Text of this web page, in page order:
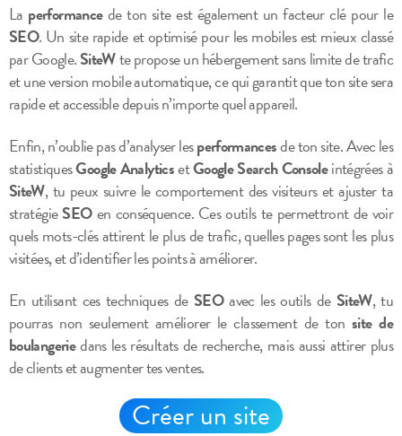
La performancede ton site est également un facteur clé pour le
SEO. Un site rapide et optimisé pour les mobiles est mieux classé
par Google.SiteWte propose un hébergement sans limite de trafic
et une version mobile automatique, ce qui garantit que ton site sera
rapide et accessible depuis n’importe quel appareil.
Enfin, n’oublie pas d’analyser lesperformancesde ton site. Avec les
statistiquesGoogle AnalyticsetGoogle Search Consoleintégrées à
SiteW, tu peux suivre le comportement des visiteurs et ajuster ta
stratégieSEOen conséquence. Ces outils te permettront de voir
quels mots-clés attirent le plus de trafic, quelles pages sont les plus
visitées, et d’identifier les points à améliorer.
En utilisant ces techniques de SEOavec les outils de SiteW, tu
pourras non seulement améliorer le classement de tonsite de
boulangeriedans les résultats de recherche, mais aussi attirer plus
de clients et augmenter tes ventes.
Créer un site